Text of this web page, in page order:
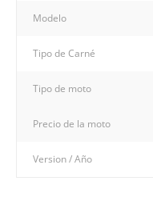
Modelo
Tipo de Carné
Tipo de moto
Precio de la moto
Version / Año